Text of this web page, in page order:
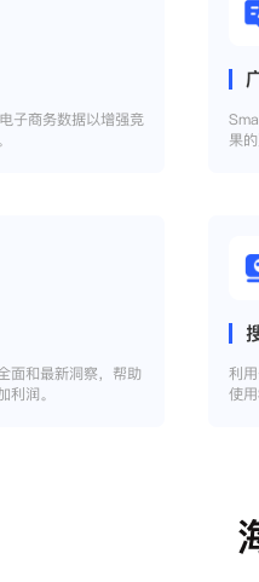
子商务数据以增强竞
果
面和最新洞察，帮助
润。
利
使